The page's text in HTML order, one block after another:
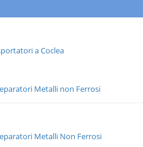
a Coclea
Metalli non Ferrosi
Metalli Non Ferrosi